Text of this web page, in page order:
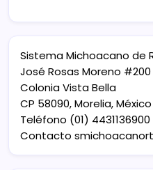
Sistema Michoacano de
José Rosas Moreno #200
Colonia Vista Bella
CP 58090, Morelia, México
Teléfono (01) 4431136900
Contacto